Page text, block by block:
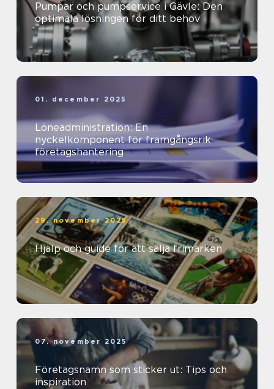
Pumpar och pumpservice i Gävle: Den
optimala lösningen för ditt behov
01. december 2025
Löneadministration: En
nyckelkomponent för framgångsrik
företagshantering
29. november 2025
Hjälp och guide för att sälja frimärken
07. november 2025
Företagsnamn som sticker ut: Tips och
inspiration